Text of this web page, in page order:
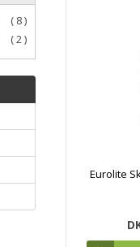
( 8 )
( 2 )
Eurolite